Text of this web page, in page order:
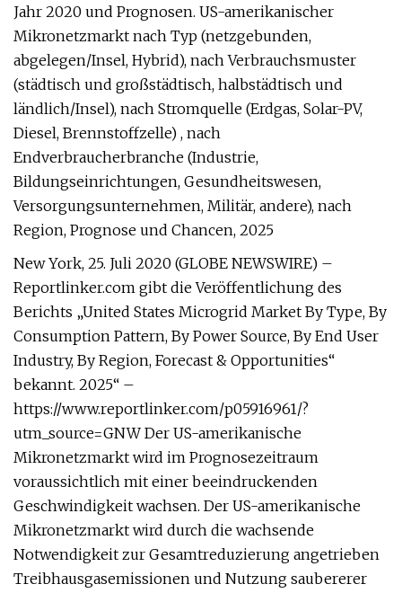
Jahr 2020 und Prognosen. US-amerikanischer
Mikronetzmarkt nach Typ (netzgebunden,
abgelegen/Insel, Hybrid), nach Verbrauchsmuster
(städtisch und großstädtisch, halbstädtisch und
ländlich/Insel), nach Stromquelle (Erdgas, Solar-PV,
Diesel, Brennstoffzelle) , nach
Endverbraucherbranche (Industrie,
Bildungseinrichtungen, Gesundheitswesen,
Versorgungsunternehmen, Militär, andere), nach
Region, Prognose und Chancen, 2025
New York, 25. Juli 2020 (GLOBE NEWSWIRE) –
Reportlinker.com gibt die Veröffentlichung des
Berichts „United States Microgrid Market By Type, By
Consumption Pattern, By Power Source, By End User
Industry, By Region, Forecast & Opportunities“
bekannt. 2025“ –
https://www.reportlinker.com/p05916961/?
utm_source=GNW Der US-amerikanische
Mikronetzmarkt wird im Prognosezeitraum
voraussichtlich mit einer beeindruckenden
Geschwindigkeit wachsen. Der US-amerikanische
Mikronetzmarkt wird durch die wachsende
Notwendigkeit zur Gesamtreduzierung angetrieben
Treibhausgasemissionen und Nutzung saubererer